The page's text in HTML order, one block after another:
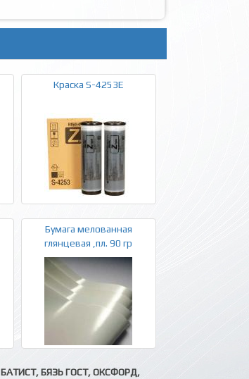
Краска S-4253E
Бумага мелованная
глянцевая ,пл. 90 гр
БАТИСТ, БЯЗЬ ГОСТ, ОКСФОРД,